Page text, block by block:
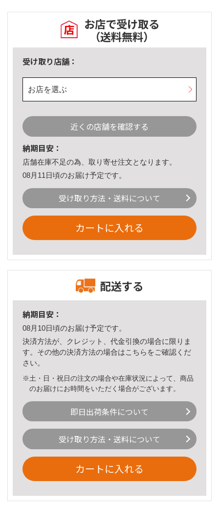
お店で受け取る
（送料無料）
受け取り店舗：
お店を選ぶ
近くの店舗を確認する
納期目安：
店舗在庫不足の為、取り寄せ注文となります。
08月11日頃のお届け予定です。
受け取り方法・送料について
カートに入れる
配送する
納期目安：
08月10日頃のお届け予定です。
決済方法が、クレジット、代金引換の場合に限りま
す。その他の決済方法の場合はこちら をご確認くだ
さい。
※土・日・祝日の注文の場合や在庫状況によって、商品
のお届けにお時間をいただく場合がございます。
即日出荷条件について
受け取り方法・送料について
カートに入れる